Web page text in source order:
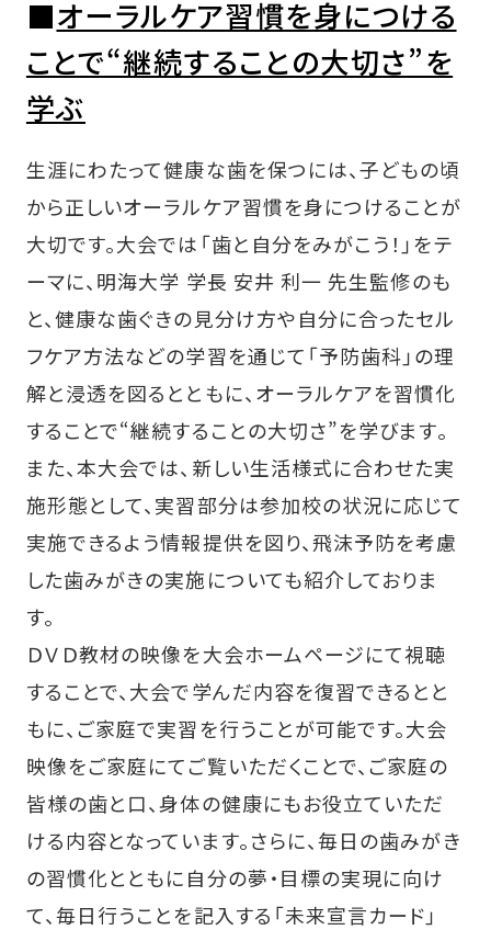
■オーラルケア習慣を身につける
ことで“継続することの大切さ”を
学ぶ
生涯にわたって健康な歯を保つには、子どもの頃
から正しいオーラルケア習慣を身につけることが
大切です。大会では「歯と自分をみがこう！」をテ
ーマに、明海大学 学長 安井 利一 先生監修のも
と、健康な歯ぐきの見分け方や自分に合ったセル
フケア方法などの学習を通じて「予防歯科」の理
解と浸透を図るとともに、オーラルケアを習慣化
することで“継続することの大切さ”を学びます。
また、本大会では、新しい生活様式に合わせた実
施形態として、実習部分は参加校の状況に応じて
実施できるよう情報提供を図り、飛沫予防を考慮
した歯みがきの実施についても紹介しておりま
す。
ＤＶＤ教材の映像を大会ホームページにて視聴
することで、大会で学んだ内容を復習できるとと
もに、ご家庭で実習を行うことが可能です。大会
映像をご家庭にてご覧いただくことで、ご家庭の
皆様の歯と口、身体の健康にもお役立ていただ
ける内容となっています。さらに、毎日の歯みがき
の習慣化とともに自分の夢・目標の実現に向け
て、毎日行うことを記入する「未来宣言カード」